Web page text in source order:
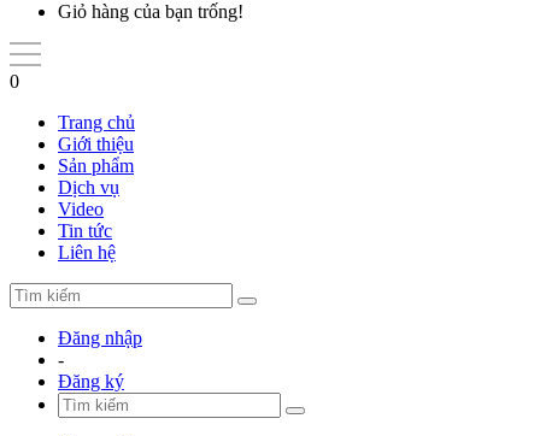
Giỏ hàng của bạn trống!
0
Trang chủ
Giới thiệu
Sản phẩm
Dịch vụ
Video
Tin tức
Liên hệ
Đăng nhập
-
Đăng ký